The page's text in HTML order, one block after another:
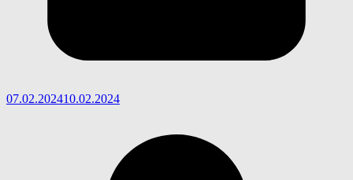
07.02.202410.02.2024